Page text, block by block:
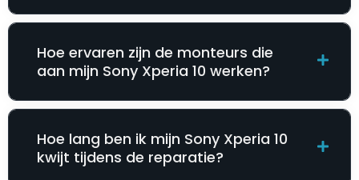
Hoe ervaren zijn de monteurs die
aan mijn Sony Xperia 10 werken?
Hoe lang ben ik mijn Sony Xperia 10
kwijt tijdens de reparatie?